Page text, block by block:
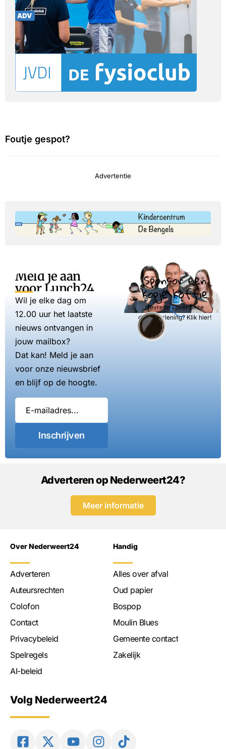
Foutje gespot?
Advertentie
Meld je aan
voor Lunch24
Wil je elke dag om
12.00 uur het laatste
nieuws ontvangen in
jouw mailbox?
Dat kan! Meld je aan
voor onze nieuwsbrief
en blijf op de hoogte.
Inschrijven
Sponsor een
kopje koffie
Tevreden over onze
dienstverlening? Klik hier!
Adverteren op Nederweert24?
Meer informatie
Over Nederweert24
Adverteren
Auteursrechten
Colofon
Contact
Privacybeleid
Spelregels
AI-beleid
Handig
Alles over afval
Oud papier
Bospop
Moulin Blues
Gemeente contact
Zakelijk
Volg Nederweert24